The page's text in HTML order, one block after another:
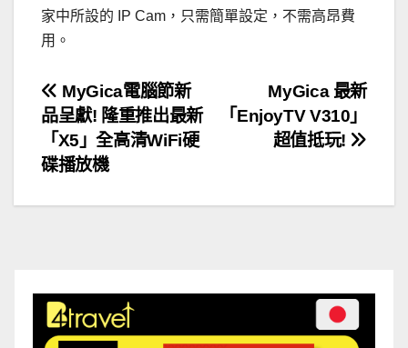
家中所設的 IP Cam，只需簡單設定，不需高昂費
用。
文
章
導
覽
MyGica 最新
「EnjoyTV V310」
超值抵玩!
MyGica電腦節新
品呈獻! 隆重推出最新
「X5」全高清WiFi硬
碟播放機